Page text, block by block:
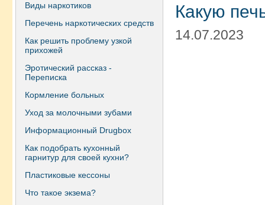
Виды наркотиков
Перечень наркотических средств
Как решить проблему узкой
прихожей
Эротический рассказ -
Переписка
Кормление больных
Уход за молочными зубами
Информационный Drugbox
Как подобрать кухонный
гарнитур для своей кухни?
Пластиковые кессоны
Что такое экзема?
Какую
14.07.2023